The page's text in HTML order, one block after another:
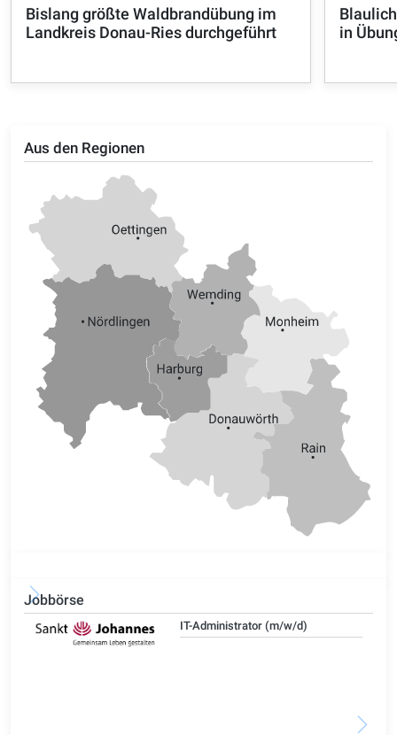
Aus den Regionen
Jobbörse
IT-Administrator (m/w/d)
Bislang größte Waldbrandübung im
Landkreis Donau-Ries durchgeführt
in